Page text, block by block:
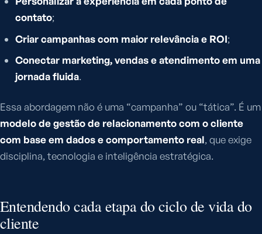
contato;
Criar campanhas com maior relevância e ROI;
Conectar marketing, vendas e atendimento em uma
jornada fluida.
Essa abordagem não é uma “campanha” ou “tática”. É um
modelo de gestão de relacionamento com o cliente
com base em dados e comportamento real, que exige
disciplina, tecnologia e inteligência estratégica.
Entendendo cada etapa do ciclo de vida do
cliente